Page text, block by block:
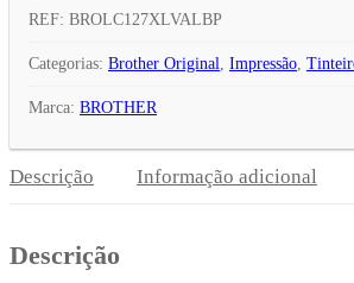
Pack
Tinteiros
LC127XLVALBP
4
Cores
REF: BROLC127XLVALBP
Categorias: Brother Original, Impressão,
Marca: BROTHER
Descrição Informação adicional
Descrição